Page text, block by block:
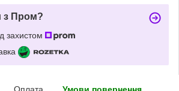
з Пром?
захистом
Оплата Умови повернення